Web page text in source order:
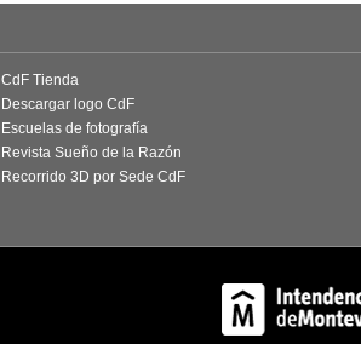
CdF Tienda
Descargar logo CdF
Escuelas de fotografía
Revista Sueño de la Razón
Recorrido 3D por Sede CdF